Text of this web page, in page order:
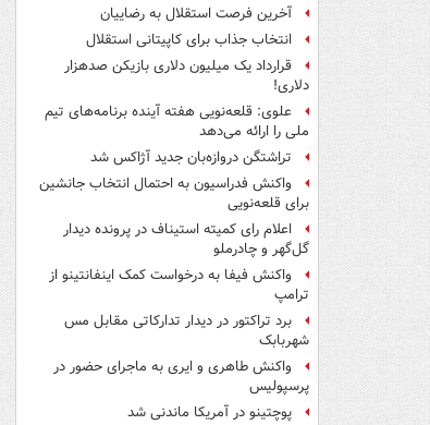
آخرین فرصت استقلال به رضاییان
انتخاب جذاب برای کاپیتانی استقلال
قرارداد یک میلیون دلاری بازیکن صدهزار
دلاری!
علوی: قلعه‌نویی هفته آینده برنامه‌های تیم
ملی را ارائه می‌دهد
تراِشتگن دروازه‌بان جدید آژاکس شد
واکنش فدراسیون به احتمال انتخاب جانشین
برای قلعه‌نویی
اعلام رای کمیته استیناف در پرونده دیدار
گل‌گهر و چادرملو
واکنش فیفا به درخواست کمک اینفانتینو از
ترامپ
برد تراکتور در دیدار تدارکاتی مقابل مس
شهربابک
واکنش طاهری و ایری به ماجرای حضور در
پرسپولیس
پوچتینو در آمریکا ماندنی شد